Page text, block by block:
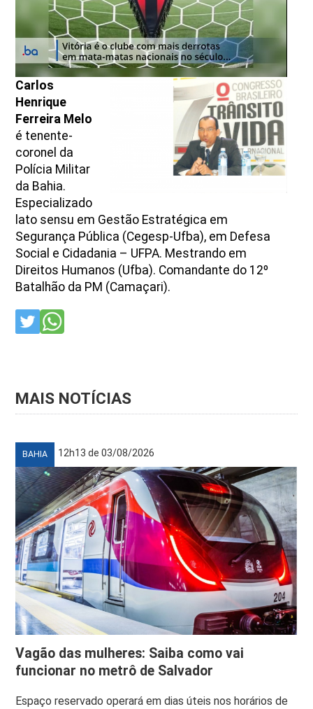
Carlos
Henrique
Ferreira Melo
é tenente-
coronel da
Polícia Militar
da Bahia.
Especializado
lato sensu em Gestão Estratégica em
Segurança Pública (Cegesp-Ufba), em Defesa
Social e Cidadania – UFPA. Mestrando em
Direitos H umanos (Ufba). Comandante do 12º
Batalhão da PM (Camaçari).
MAIS NOTÍCIAS
BAHIA 12h13 de 03/08/2026
Vagão das mulheres: Saiba como vai
funcionar no metrô de Salvador
Espaço reservado operará em dias úteis nos horários de